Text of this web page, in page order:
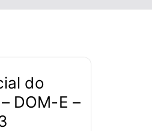
do
DOM-E –